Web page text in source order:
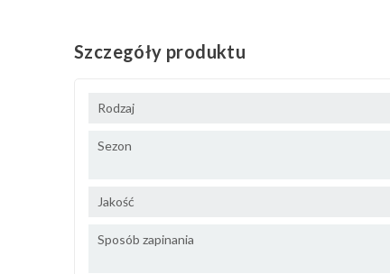
Szczegóły produktu
Rodzaj
Sezon
Jakość
Sposób zapinania